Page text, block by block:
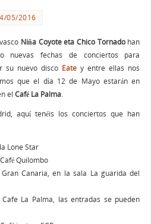
05/2016
Niña Coyote eta Chico Tornado han
nuevas fechas de conciertos para
su nuevo disco Eate y entre ellas nos
que el día 12 de Mayo estarán en
el Café La Palma.
aquí tenéis los conciertos que han
Lone Star
Quilombo
Canaria, en la sala La guarida del
La Palma, las entradas se pueden